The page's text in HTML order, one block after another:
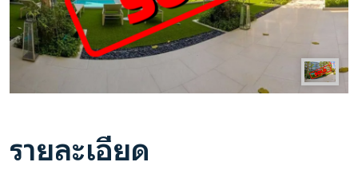
รายละเอียด